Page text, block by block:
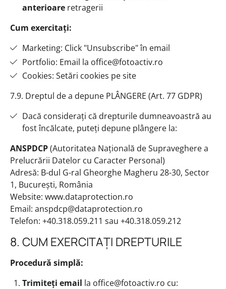
anterioare retragerii
Cum exercitați:
Marketing: Click "Unsubscribe" în email
Portfolio: Email la office@fotoactiv.ro
Cookies: Setări cookies pe site
7.9. Dreptul de a depune PLÂNGERE (Art. 77 GDPR)
Dacă considerați că drepturile dumneavoastră au
fost încălcate, puteți depune plângere la:
ANSPDCP(Autoritatea Națională de Supraveghere a
Prelucrării Datelor cu Caracter Personal)
Adresă: B-dul G-ral Gheorghe Magheru 28-30, Sector
1, București, România
Website: www.dataprotection.ro
Email: anspdcp@dataprotection.ro
Telefon: +40.318.059.211 sau +40.318.059.212
8. CUM EXERCITAȚI DREPTURILE
Procedură simplă:
Trimiteți email la office@fotoactiv.ro cu: